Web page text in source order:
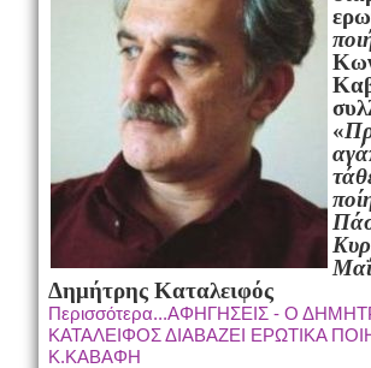
«
Δημήτρης Καταλειφός
Περισσότερα...ΑΦΗΓΗΣΕΙΣ - Ο
ΚΑΤΑΛΕΙΦΟΣ ΔΙΑΒΑΖΕΙ ΕΡΩΤΙΚΑ
Κ.ΚΑΒΑΦΗ